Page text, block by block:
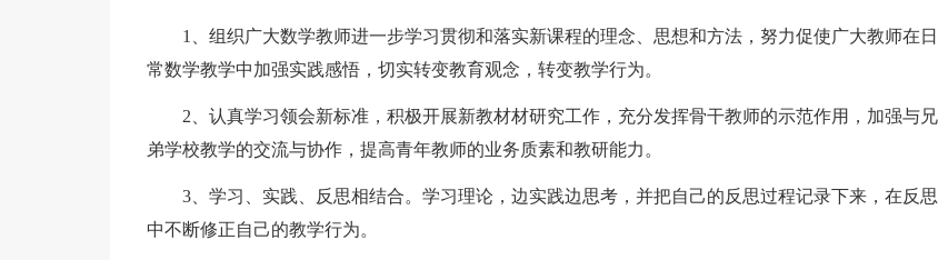
1、组织广大数学教师进一步学习贯彻和落实新课程的理念、思想和方法，努力促使广大教师在日
常数学教学中加强实践感悟，切实转变教育观念，转变教学行为。
2、认真学习领会新标准，积极开展新教材材研究工作，充分发挥骨干教师的示范作用，加强与兄
弟学校教学的交流与协作，提高青年教师的业务质素和教研能力。
3、学习、实践、反思相结合。学习理论，边实践边思考，并把自己的反思过程记录下来，在反思
中不断修正自己的教学行为。